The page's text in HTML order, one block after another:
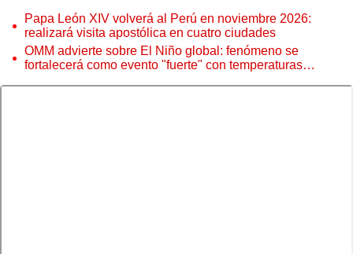
Papa León XIV volverá al Perú en noviembre 2026:
realizará visita apostólica en cuatro ciudades
OMM advierte sobre El Niño global: fenómeno se
fortalecerá como evento "fuerte" con temperaturas